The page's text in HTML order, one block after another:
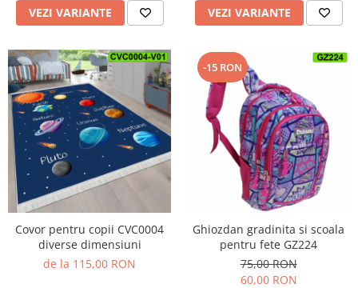
VEZI VARIANTE VEZI VARIANTE
Covor pentru copii CVC0004
diverse dimensiuni
de la 115,00 RON
-15 RON
Ghiozdan gradinita si scoala
pentru fete GZ224
75,00 RON
60,00 RON